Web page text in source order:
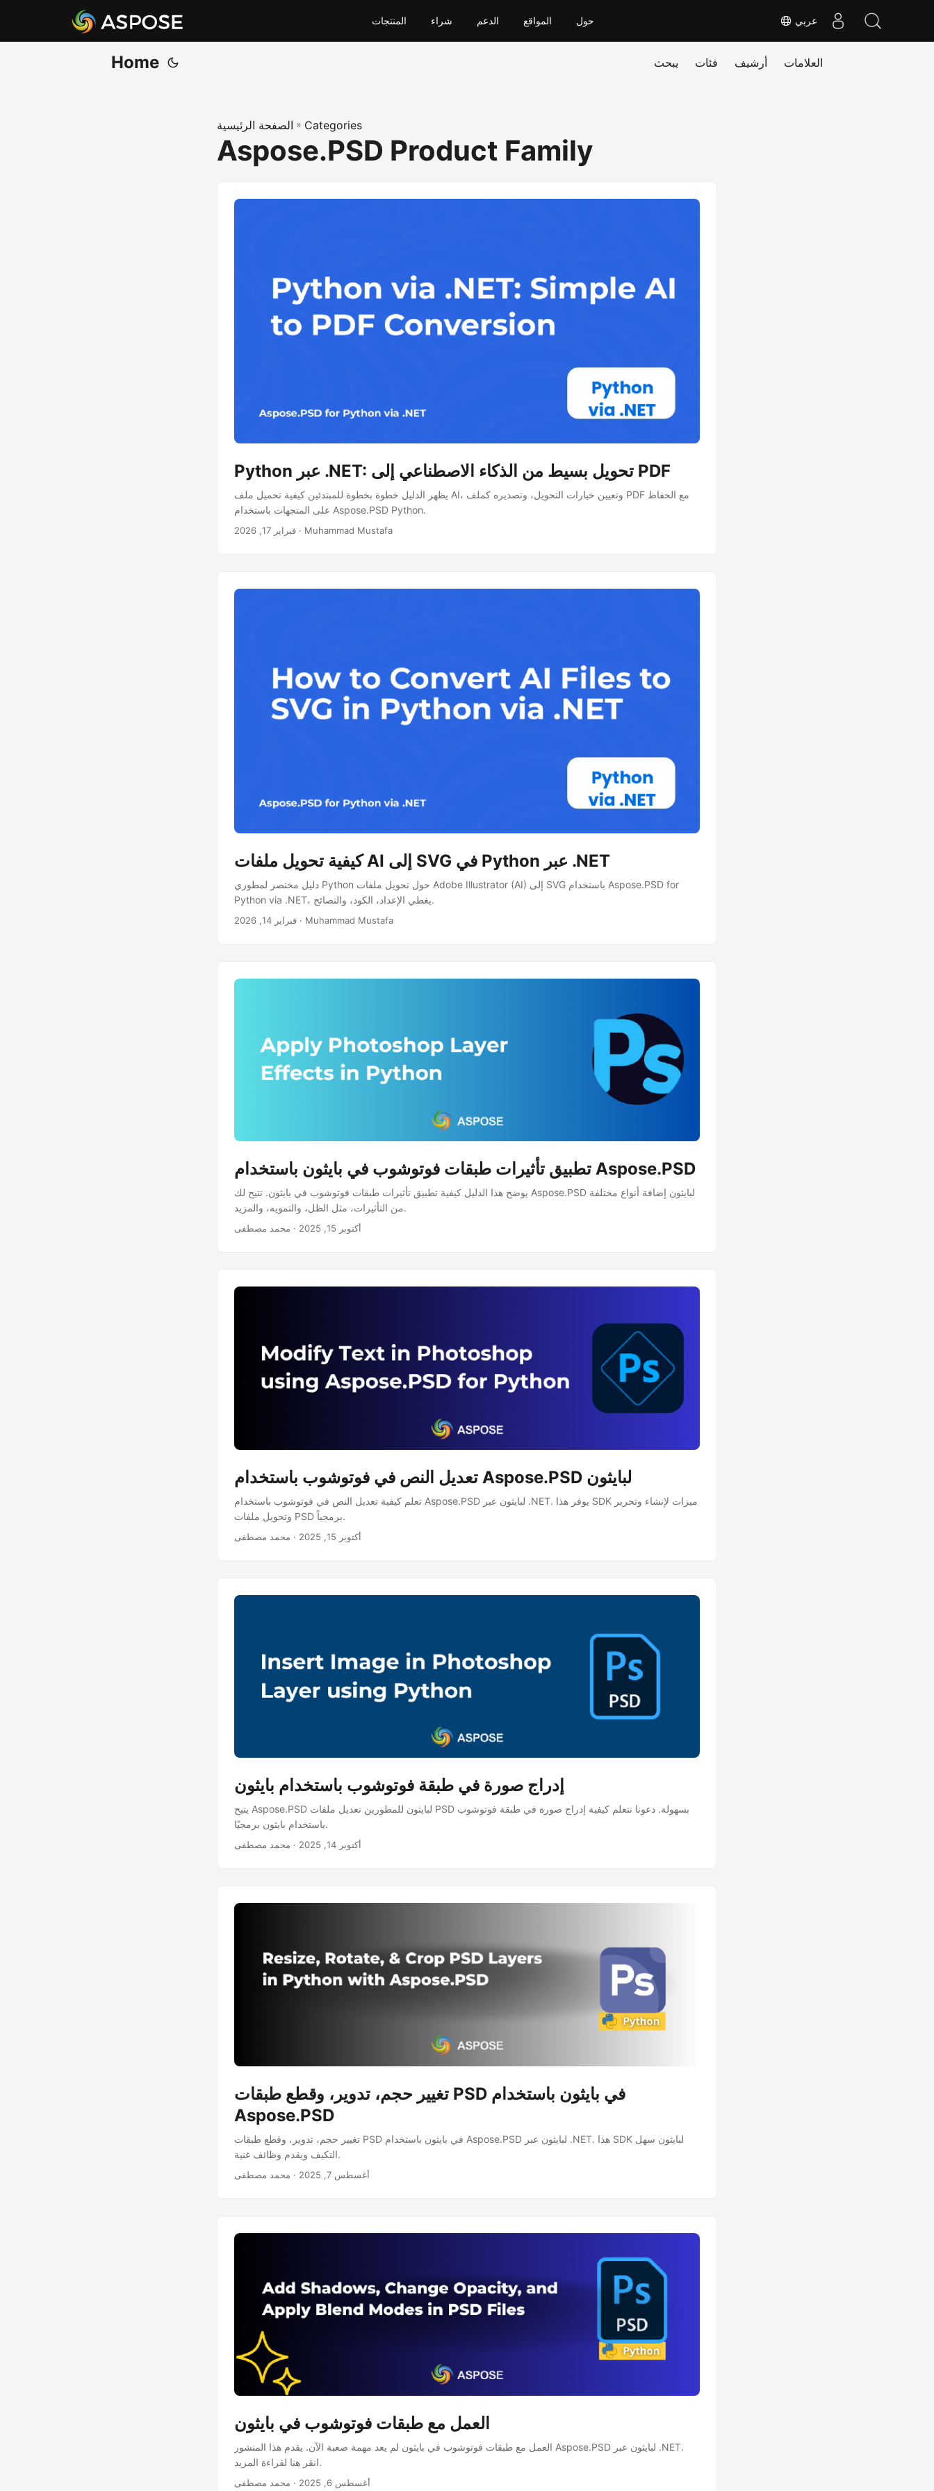
عربي المنتجات شراء الدعم المواقع حول
Home يبحث فئات أرشيف العلامات
الصفحة الرئيسية » Categories
Aspose.PSD Product Family
Python عبر .NET: تحويل بسيط من الذكاء الاصطناعي إلى PDF
يظهر الدليل خطوة بخطوة للمبتدئين كيفية تحميل ملف AI، وتعيين خيارات التحويل، وتصديره كملف PDF مع الحفاظ
على المتجهات باستخدام Aspose.PSD Python.
فبراير 17, 2026 · Muhammad Mustafa
كيفية تحويل ملفات AI إلى SVG في Python عبر .NET
دليل مختصر لمطوري Python حول تحويل ملفات Adobe Illustrator (AI) إلى SVG باستخدام Aspose.PSD for
Python via .NET، يغطي الإعداد، الكود، والنصائح.
فبراير 14, 2026 · Muhammad Mustafa
تطبيق تأثيرات طبقات فوتوشوب في بايثون باستخدام Aspose.PSD
يوضح هذا الدليل كيفية تطبيق تأثيرات طبقات فوتوشوب في بايثون. تتيح لك Aspose.PSD لبايثون إضافة أنواع مختلفة
من التأثيرات، مثل الظل، والتمويه، والمزيد.
أكتوبر 15, 2025 · محمد مصطفى
تعديل النص في فوتوشوب باستخدام Aspose.PSD لبايثون
تعلم كيفية تعديل النص في فوتوشوب باستخدام Aspose.PSD لبايثون عبر .NET. يوفر هذا SDK ميزات لإنشاء وتحرير
وتحويل ملفات PSD برمجياً.
أكتوبر 15, 2025 · محمد مصطفى
إدراج صورة في طبقة فوتوشوب باستخدام بايثون
يتيح Aspose.PSD لبايثون للمطورين تعديل ملفات PSD بسهولة. دعونا نتعلم كيفية إدراج صورة في طبقة فوتوشوب
باستخدام بايثون برمجيًا.
أكتوبر 14, 2025 · محمد مصطفى
تغيير حجم، تدوير، وقطع طبقات PSD في بايثون باستخدام
Aspose.PSD
تغيير حجم، تدوير، وقطع طبقات PSD في بايثون باستخدام Aspose.PSD لبايثون عبر .NET. هذا SDK لبايثون سهل
التكيف ويقدم وظائف غنية.
أغسطس 7, 2025 · محمد مصطفى
العمل مع طبقات فوتوشوب في بايثون
العمل مع طبقات فوتوشوب في بايثون لم يعد مهمة صعبة الآن. يقدم هذا المنشور Aspose.PSD لبايثون عبر .NET.
انقر هنا لقراءة المزيد.
أغسطس 6, 2025 · محمد مصطفى